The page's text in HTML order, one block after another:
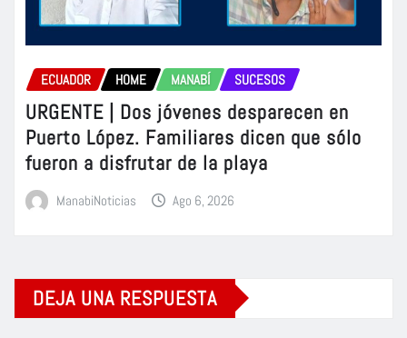
ECUADOR HOME MANABÍ SUCESOS
URGENTE | Dos jóvenes desparecen en
Puerto López. Familiares dicen que sólo
fueron a disfrutar de la playa
ManabiNoticias Ago 6, 2026
DEJA UNA RESPUESTA